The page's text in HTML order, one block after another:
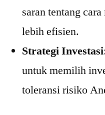
saran tentang
lebih efisien.
Strategi Investasi
untuk memilih
toleransi risiko